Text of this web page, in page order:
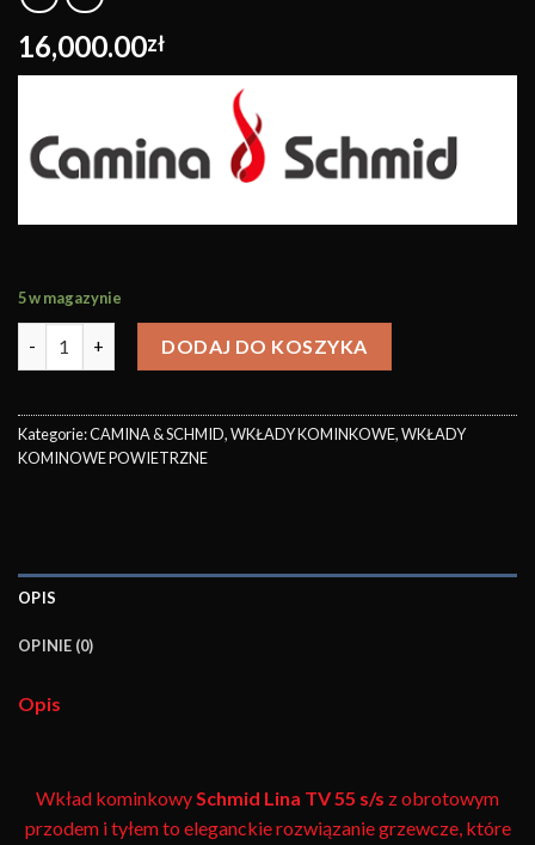
16,000.00zł
5 w magazynie
DODAJ DO KOSZYKA
Kategorie:CAMINA & SCHMID,WKŁADY KOMINKOWE,WKŁADY
KOMINOWE POWIETRZNE
OPIS
OPINIE (0)
Opis
Wkład kominkowySchmid Lina TV 55 s/s z obrotowym
przodem i tyłem to eleganckie rozwiązanie grzewcze, które